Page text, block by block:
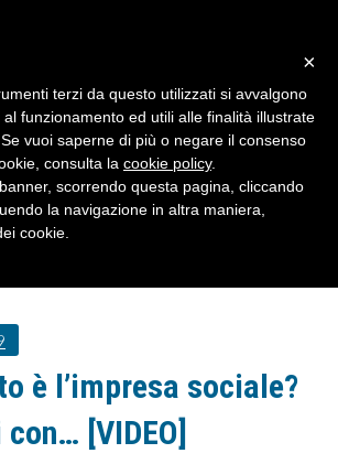
Home
Forum 2023
è l’impresa sociale?
[VIDEO]
×
terzi da questo utilizzati si avvalgono
funzionamento ed utili alle finalità illustrate
vuoi saperne di più o negare il consenso
consulta la cookie policy.
scorrendo questa pagina, cliccando
la navigazione in altra maniera,
cookie.